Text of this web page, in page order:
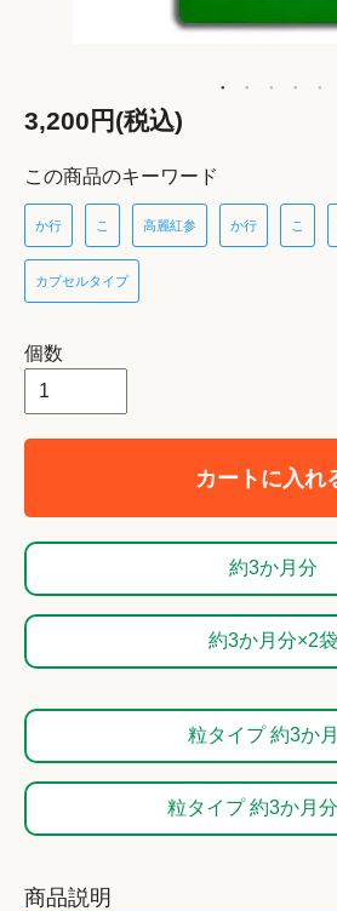
3,200円(税込)
この商品のキーワード
か行 こ 高麗紅参 か行 こ
カプセルタイプ
個数
カートに入れ
約3か月分
約3か月分×2袋
粒タイプ 約3か
粒タイプ 約3か月
商品説明